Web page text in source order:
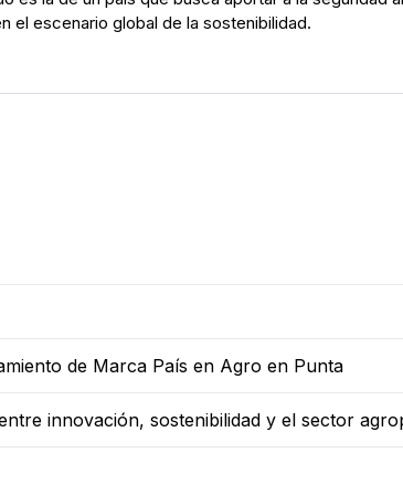
el escenario global de la sostenibilidad.
de Marca País en Agro en Punta
innovación, sostenibilidad y el sector